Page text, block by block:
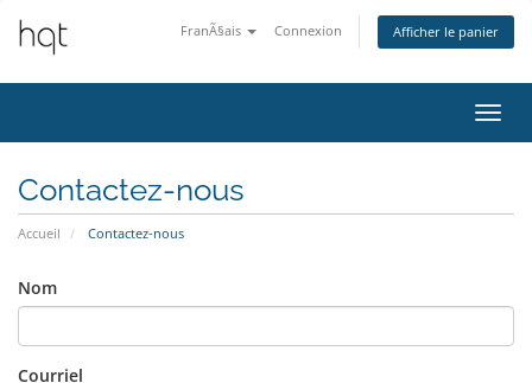
FranÃ§ais Connexion Afficher le panier
la
Contactez-nous
Accueil Contactez-nous
Nom
Courriel